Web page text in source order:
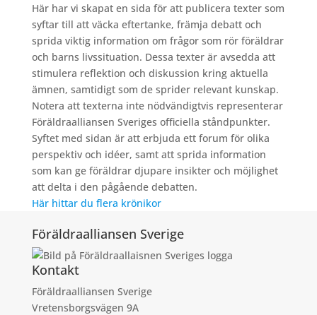
Här har vi skapat en sida för att publicera texter som
syftar till att väcka eftertanke, främja debatt och
sprida viktig information om frågor som rör föräldrar
och barns livssituation. Dessa texter är avsedda att
stimulera reflektion och diskussion kring aktuella
ämnen, samtidigt som de sprider relevant kunskap.
Notera att texterna inte nödvändigtvis representerar
Föräldraalliansen Sveriges officiella ståndpunkter.
Syftet med sidan är att erbjuda ett forum för olika
perspektiv och idéer, samt att sprida information
som kan ge föräldrar djupare insikter och möjlighet
att delta i den pågående debatten.
Här hittar du flera krönikor
Föräldraalliansen Sverige
Kontakt
Föräldraalliansen Sverige
Vretensborgsvägen 9A